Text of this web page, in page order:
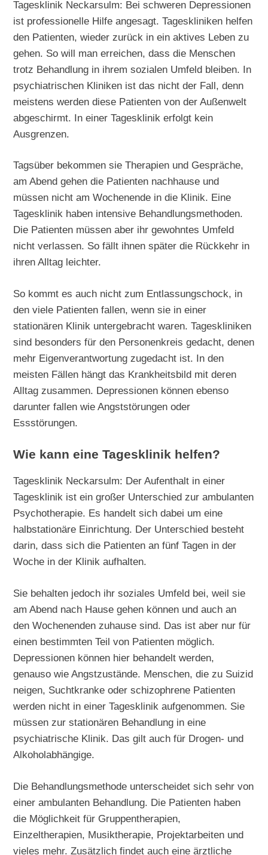
Tagesklinik Neckarsulm: Bei schweren Depressionen
ist professionelle Hilfe angesagt. Tageskliniken helfen
den Patienten, wieder zurück in ein aktives Leben zu
gehen. So will man erreichen, dass die Menschen
trotz Behandlung in ihrem sozialen Umfeld bleiben. In
psychiatrischen Kliniken ist das nicht der Fall, denn
meistens werden diese Patienten von der Außenwelt
abgeschirmt. In einer Tagesklinik erfolgt kein
Ausgrenzen.
Tagsüber bekommen sie Therapien und Gespräche,
am Abend gehen die Patienten nachhause und
müssen nicht am Wochenende in die Klinik. Eine
Tagesklinik haben intensive Behandlungsmethoden.
Die Patienten müssen aber ihr gewohntes Umfeld
nicht verlassen. So fällt ihnen später die Rückkehr in
ihren Alltag leichter.
So kommt es auch nicht zum Entlassungschock, in
den viele Patienten fallen, wenn sie in einer
stationären Klinik untergebracht waren. Tageskliniken
sind besonders für den Personenkreis gedacht, denen
mehr Eigenverantwortung zugedacht ist. In den
meisten Fällen hängt das Krankheitsbild mit deren
Alltag zusammen. Depressionen können ebenso
darunter fallen wie Angststörungen oder
Essstörungen.
Wie kann eine Tagesklinik helfen?
Tagesklinik Neckarsulm: Der Aufenthalt in einer
Tagesklinik ist ein großer Unterschied zur ambulanten
Psychotherapie. Es handelt sich dabei um eine
halbstationäre Einrichtung. Der Unterschied besteht
darin, dass sich die Patienten an fünf Tagen in der
Woche in der Klinik aufhalten.
Sie behalten jedoch ihr soziales Umfeld bei, weil sie
am Abend nach Hause gehen können und auch an
den Wochenenden zuhause sind. Das ist aber nur für
einen bestimmten Teil von Patienten möglich.
Depressionen können hier behandelt werden,
genauso wie Angstzustände. Menschen, die zu Suizid
neigen, Suchtkranke oder schizophrene Patienten
werden nicht in einer Tagesklinik aufgenommen. Sie
müssen zur stationären Behandlung in eine
psychiatrische Klinik. Das gilt auch für Drogen- und
Alkoholabhängige.
Die Behandlungsmethode unterscheidet sich sehr von
einer ambulanten Behandlung. Die Patienten haben
die Möglichkeit für Gruppentherapien,
Einzeltherapien, Musiktherapie, Projektarbeiten und
vieles mehr. Zusätzlich findet auch eine ärztliche